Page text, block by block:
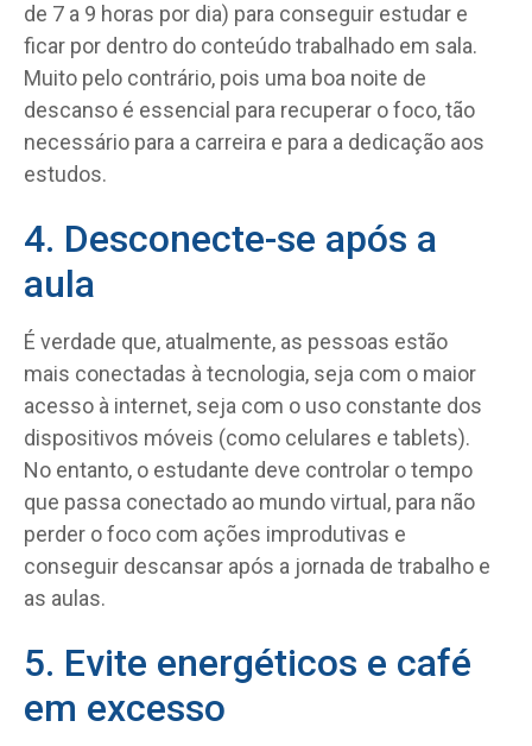
de 7 a 9 horas por dia) para conseguir estudar e
ficar por dentro do conteúdo trabalhado em sala.
Muito pelo contrário, pois uma boa noite de
descanso é essencial para recuperar o foco, tão
necessário para a carreira e para a dedicação aos
estudos.
4. Desconecte-se após a
aula
É verdade que, atualmente, as pessoas estão
mais conectadas à tecnologia, seja com o maior
acesso à internet, seja com o uso constante dos
dispositivos móveis (como celulares e tablets).
No entanto, o estudante deve controlar o tempo
que passa conectado ao mundo virtual, para não
perder o foco com ações improdutivas e
conseguir descansar após a jornada de trabalho e
as aulas.
5. Evite energéticos e café
em excesso